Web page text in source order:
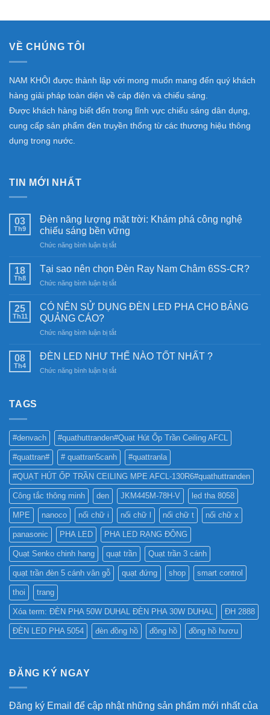
VỀ CHÚNG TÔI
NAM KHÔI được thành lập với mong muốn mang đến quý khách
hàng giải pháp toàn diện về cáp điện và chiếu sáng.
Được khách hàng biết đến trong lĩnh vực chiếu sáng dân dụng,
cung cấp sản phẩm đèn truyền thống từ các thương hiệu thông
dụng trong nước.
TIN MỚI NHẤT
03
Th9
Đèn năng lượng mặt trời: Khám phá công nghệ
chiếu sáng bền vững
Chức năng bình luận bị tắtở
năng
mặt
Khám
nghệ
sáng
18
Th8
Tại sao nên chọn Đèn Ray Nam Châm 6SS-CR?
Chức năng bình luận bị tắtở
sao
Đèn
Nam
6SS-
25
Th11
CÓ NÊN SỬ DỤNG ĐÈN LED PHA CHO BẢNG
QUẢNG CÁO?
Chức năng bình luận bị tắtở
NÊN
DỤNG
QUẢNG
CÁO?
08
Th4
ĐÈN LED NHƯ THẾ NÀO TỐT NHẤT ?
Chức năng bình luận bị tắtở
TỐT
NHẤT
?
TAGS
#denvach #quathuttranden#Quạt Hút Ốp Trần Ceiling AFCL
#quattran# # quattran5canh #quattranla
#QUẠT HÚT ỐP TRẦN CEILING MPE AFCL-130R6#quathuttranden
Công tắc thông minh den JKM445M-78H-V led tha 8058
MPE nanoco nối chữ i nối chữ l nối chữ t nối chữ x
panasonic PHA LED PHA LED RẠNG ĐÔNG
Quạt Senko chinh hang quạt trần Quạt trần 3 cánh
quạt trần đèn 5 cánh vân gỗ quạt đứng shop smart control
thoi trang
Xóa term: ĐÈN PHA 50W DUHAL ĐÈN PHA 30W DUHAL ĐH 2888
ĐÈN LED PHA 5054 đèn đồng hồ đồng hồ đồng hồ hươu
ĐĂNG KÝ NGAY
Đăng ký Email để cập nhật những sản phẩm mới nhất của